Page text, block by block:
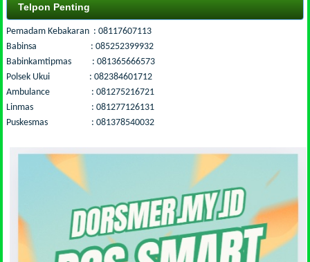
Telpon Penting
Pemadam Kebakaran : 08117607113
Babinsa : 085252399932
Babinkamtipmas : 081365666573
Polsek Ukui : 082384601712
Ambulance : 081275216721
Linmas : 081277126131
Puskesmas : 081378540032